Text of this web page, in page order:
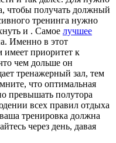
чтобы получать должный
тренинга нужно
и . Самое лучшее
Именно в этот
приоритет к
чем дольше он
тренажерный зал, тем
что оптимальная
превышать полутора
всех правил отдыха
тренировка должна
через день, давая